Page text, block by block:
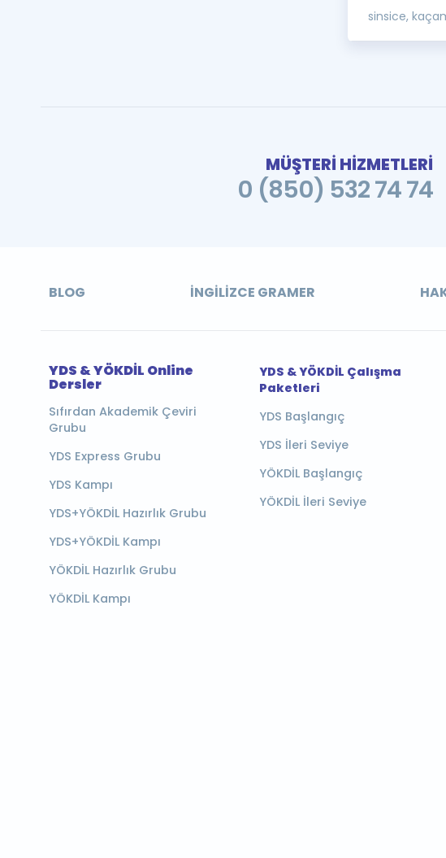
sinsice,
MÜŞTERİ HİZMETLERİ
0 (850) 532 74 74
BLOG İNGILIZCE GRAMER
YDS & YÖKDİL Online
Dersler
Sıfırdan Akademik Çeviri
Grubu
YDS Express Grubu
YDS Kampı
YDS+YÖKDİL Hazırlık Grubu
YDS+YÖKDİL Kampı
YÖKDİL Hazırlık Grubu
YÖKDİL Kampı
YDS & YÖKDİL Çalışma
Paketleri
YDS Başlangıç
YDS İleri Seviye
YÖKDİL Başlangıç
YÖKDİL İleri Seviye